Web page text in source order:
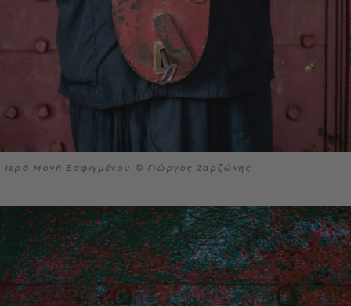
Ιερά Μονή Εσφιγμένου © Γιώργος Ζαρζώνης